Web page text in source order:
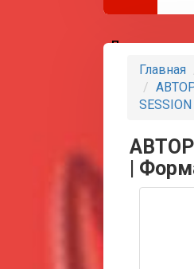
Партнеры
Главная
|